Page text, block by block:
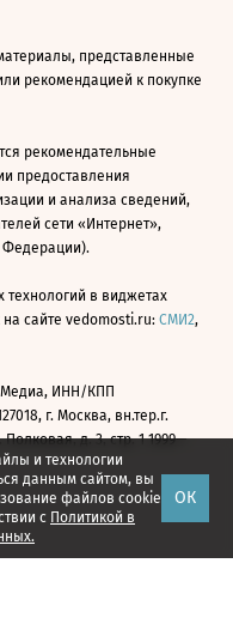
и технологии
данным сайтом, вы
файлов cookie
с Политикой в
ОК
представленные
рекомендацией к покупке
рекомендательные
предоставления
и анализа сведений,
сети «Интернет»,
Федерации).
в виджетах
сайте vedomosti.ru: СМИ2,
ИНН/КПП
г. Москва, вн.тер.г.
д. 3, стр. 1 1999—